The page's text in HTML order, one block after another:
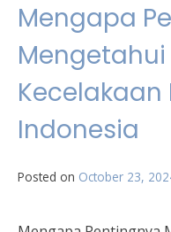
Mengapa
Kecelakaan
Indonesia
Posted on October 23,